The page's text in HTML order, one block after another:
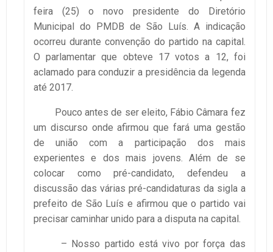
feira (25) o novo presidente do Diretório
Municipal do PMDB de São Luís. A indicação
ocorreu durante convenção do partido na capital.
O parlamentar que obteve 17 votos a 12, foi
aclamado para conduzir a presidência da legenda
até 2017.
Pouco antes de ser eleito, Fábio Câmara fez
um discurso onde afirmou que fará uma gestão
de união com a participação dos mais
experientes e dos mais jovens. Além de se
colocar como pré-candidato, defendeu a
discussão das várias pré-candidaturas da sigla a
prefeito de São Luís e afirmou que o partido vai
precisar caminhar unido para a disputa na capital.
– Nosso partido está vivo por força das